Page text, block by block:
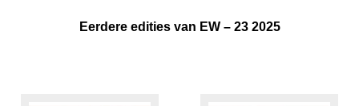
Eerdere edities van EW – 23 2025